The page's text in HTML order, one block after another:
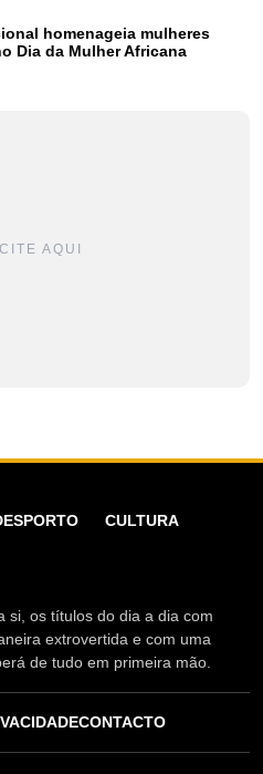
homenageia mulheres
Dia da Mulher Africana
AQUI
CULTURA
si, os títulos do dia a dia com
extrovertida e com uma
de tudo em primeira mão.
CONTACTO